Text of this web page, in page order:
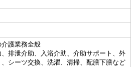
護業務全般
排泄介助、入浴介助、介助サポート、外
シーツ交換、洗濯、清掃、配膳下膳など